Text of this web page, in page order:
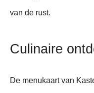
van de rust.
Culinaire
De menukaart van